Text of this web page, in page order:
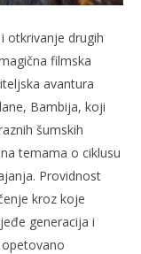
otkrivanje drugih
filmska
avantura
Bambija, koji
šumskih
temama o ciklusu
Providnost
kroz koje
generacija i